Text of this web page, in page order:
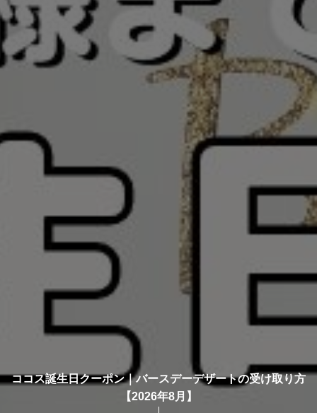
ココス誕生日クーポン｜バースデーデザートの受け取り方
【2026年8月】